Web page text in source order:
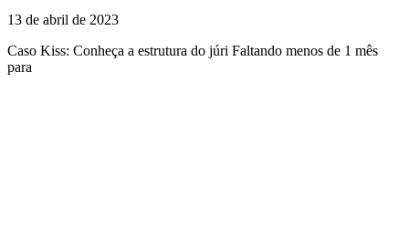
13 de abril de 2023
Caso Kiss: Conheça a estrutura do júri Faltando menos de 1 mês
para